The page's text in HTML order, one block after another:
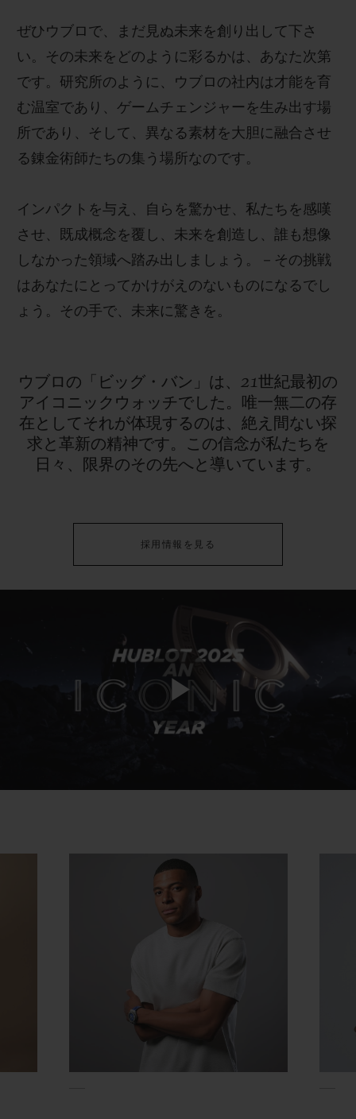
ぜひウブロで、まだ見ぬ未来を創り出して下さ
い。その未来をどのように彩るかは、あなた次第
です。研究所のように、ウブロの社内は才能を育
む温室であり、ゲームチェンジャーを生み出す場
所であり、そして、異なる素材を大胆に融合させ
る錬金術師たちの集う場所なのです。
インパクトを与え、自らを驚かせ、私たちを感嘆
させ、既成概念を覆し、未来を創造し、誰も想像
しなかった領域へ踏み出しましょう。－その挑戦
はあなたにとってかけがえのないものになるでし
ょう。その手で、未来に驚きを。
ウブロの「ビッグ・バン」は、21世紀最初の
アイコニックウォッチでした。唯一無二の存
在としてそれが体現するのは、絶え間ない探
求と革新の精神です。この信念が私たちを
日々、限界のその先へと導いています。
採用情報を見る
Play